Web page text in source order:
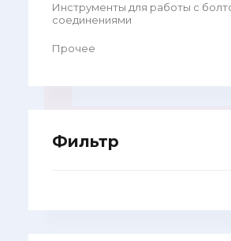
Инструменты для работы с
соединениями
Прочее
Фильтр